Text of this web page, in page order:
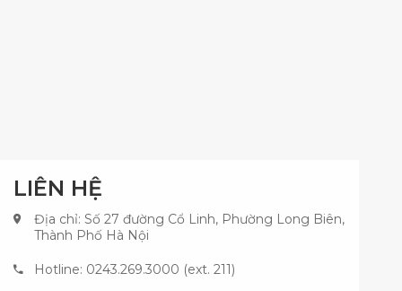
LIÊN HỆ
Địa chỉ: Số 27 đường Cổ Linh, Phường Long Biên,
Thành Phố Hà Nội
Hotline: 0243.269.3000 (ext. 211)